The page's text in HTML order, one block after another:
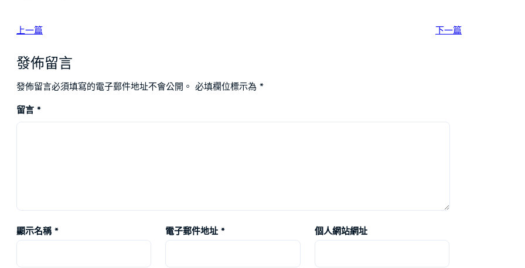
上一篇 下一篇
發佈留言
發佈留言必須填寫的電子郵件地址不會公開。 必填欄位標示為 *
留言 *
顯示名稱 * 電子郵件地址* 個人網站網址